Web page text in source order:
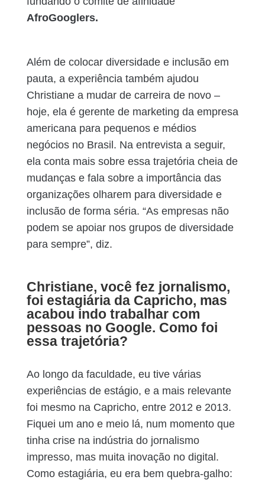
AfroGooglers.
Além de colocar diversidade e inclusão em
pauta, a experiência também ajudou
Christiane a mudar de carreira de novo –
hoje, ela é gerente de marketing da empresa
americana para pequenos e médios
negócios no Brasil. Na entrevista a seguir,
ela conta mais sobre essa trajetória cheia de
mudanças e fala sobre a importância das
organizações olharem para diversidade e
inclusão de forma séria. “As empresas não
podem se apoiar nos grupos de diversidade
para sempre”, diz.
Christiane, você fez jornalismo,
foi estagiária da Capricho, mas
acabou indo trabalhar com
pessoas no Google. Como foi
essa trajetória?
Ao longo da faculdade, eu tive várias
experiências de estágio, e a mais relevante
foi mesmo na Capricho, entre 2012 e 2013.
Fiquei um ano e meio lá, num momento que
tinha crise na indústria do jornalismo
impresso, mas muita inovação no digital.
Como estagiária, eu era bem quebra-galho: